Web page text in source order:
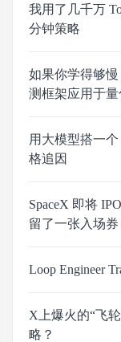
我用了几千万
分钟策略
如果你学得够
测框架应用于
用大模型搭一
格追因
SpaceX 即将
留了一张入场券
Loop Engineer
X上爆火的“飞
略？